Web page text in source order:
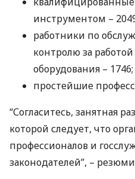
инструментом –
работники по
контролю за
оборудования – 1746;
простейшие
“Согласитесь, занятная
которой следует, что
профессионалов и
законодателей”, –